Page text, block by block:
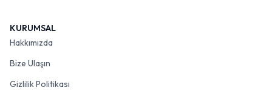
KURUMSAL
Hakkımızda
Bize Ulaşın
Gizlilik Politikası